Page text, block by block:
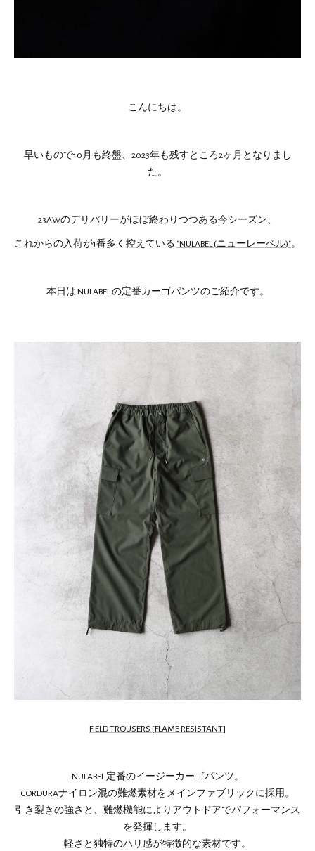
こんにちは。
早いもので10月も終盤、2023年も残すところ2ヶ月となりまし
た。
23AWのデリバリーがほぼ終わりつつある今シーズン、
これからの入荷が1番多く控えている "NULABEL (ニューレーベル)"。
本日は NULABEL の定番カーゴパンツのご紹介です。
FIELD TROUSERS [FLAME RESISTANT]
NULABEL 定番のイージーカーゴパンツ。
CORDURAナイロン混の難燃素材をメインファブリックに採用。
引き裂きの強さと、難燃機能によりアウトドアでパフォーマンス
を発揮します。
軽さと独特のハリ感が特徴的な素材です。